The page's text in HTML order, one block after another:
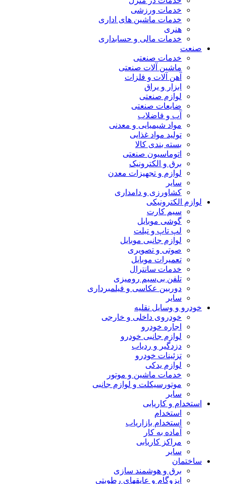
خدمات ورزشی
خدمات ماشین های اداری
هنری
خدمات مالی و حسابداری
صنعت
خدمات صنعتی
ماشین آلات صنعتی
آهن آلات و فلزات
ابزار و یراق
لوازم صنعتی
ضایعات صنعتی
آب و فاضلاب
مواد شیمیایی و معدنی
تولید مواد غذایی
بسته بندی کالا
اتوماسیون صنعتی
برق و الکترونیک
لوازم و تجهیزات معدن
سایر
کشاورزی و دامداری
لوازم الکترونیکی
سیم کارت
گوشی موبایل
لپ تاپ و تبلت
لوازم جانبی موبایل
صوتی و تصویری
تعمیرات موبایل
خدمات سانترال
تلفن بی‌سیم رومیزی
دوربین عکاسی و فیلمبرداری
سایر
خودرو و وسایل نقلیه
خودروی داخلی و خارجی
اجاره خودرو
لوازم جانبی خودرو
دزدگیر و ردیاب
تزئینات خودرو
لوازم یدکی
خدمات ماشین و موتور
موتورسیکلت و لوازم جانبی
سایر
استخدام و کاریابی
استخدام
استخدام بازاریاب
آماده به کار
مراکز کاریابی
سایر
ساختمان
برق و هوشمند سازی
ایزوگام و عایقهای رطوبتی